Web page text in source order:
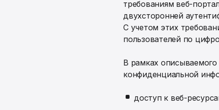
требованиям веб-
двухсторонней
С учетом этих
пользователей по
В рамках
конфиденциальной
доступ к веб-